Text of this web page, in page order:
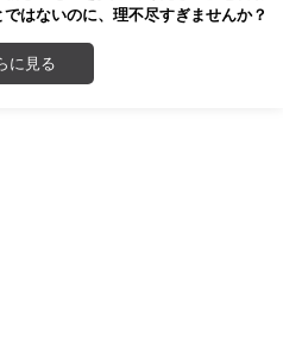
はないのに、理不尽すぎませんか？
に見る